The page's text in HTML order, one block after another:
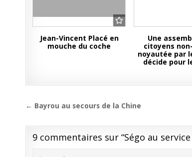
Jean-Vincent Placé en
mouche du coche
Une
citoyens
noyautée par
décide pour
Navigation
de
l’article
← Bayrou au secours de la Chine
9 commentaires sur “Ségo au